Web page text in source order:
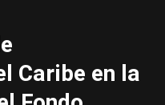
Caribe en la